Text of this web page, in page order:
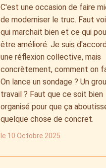
C'est une occasion de faire
de moderniser le truc. Faut
qui marchait bien et ce qui
être amélioré. Je suis
une réflexion collective, mais
concrètement, comment on
On lance un sondage ? Un
travail ? Faut que ce soit bien
organisé pour que ça
quelque chose de concret.
le 10 Octobre 2025